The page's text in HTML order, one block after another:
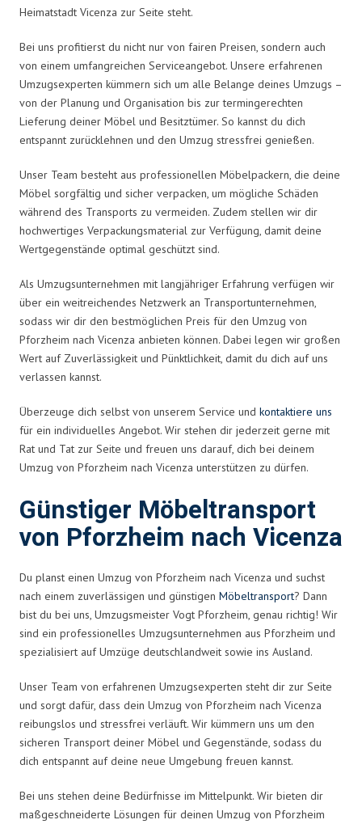
Heimatstadt Vicenza zur Seite steht.
Bei uns profitierst du nicht nur von fairen Preisen, sondern auch
von einem umfangreichen Serviceangebot. Unsere erfahrenen
Umzugsexperten kümmern sich um alle Belange deines Umzugs –
von der Planung und Organisation bis zur termingerechten
Lieferung deiner Möbel und Besitztümer. So kannst du dich
entspannt zurücklehnen und den Umzug stressfrei genießen.
Unser Team besteht aus professionellen Möbelpackern, die deine
Möbel sorgfältig und sicher verpacken, um mögliche Schäden
während des Transports zu vermeiden. Zudem stellen wir dir
hochwertiges Verpackungsmaterial zur Verfügung, damit deine
Wertgegenstände optimal geschützt sind.
Als Umzugsunternehmen mit langjähriger Erfahrung verfügen wir
über ein weitreichendes Netzwerk an Transportunternehmen,
sodass wir dir den bestmöglichen Preis für den Umzug von
Pforzheim nach Vicenza anbieten können. Dabei legen wir großen
Wert auf Zuverlässigkeit und Pünktlichkeit, damit du dich auf uns
verlassen kannst.
Überzeuge dich selbst von unserem Service und kontaktiere uns
für ein individuelles Angebot. Wir stehen dir jederzeit gerne mit
Rat und Tat zur Seite und freuen uns darauf, dich bei deinem
Umzug von Pforzheim nach Vicenza unterstützen zu dürfen.
Günstiger Möbeltransport
von Pforzheim nach Vicenza
Du planst einen Umzug von Pforzheim nach Vicenza und suchst
nach einem zuverlässigen und günstigen Möbeltransport? Dann
bist du bei uns, Umzugsmeister Vogt Pforzheim, genau richtig! Wir
sind ein professionelles Umzugsunternehmen aus Pforzheim und
spezialisiert auf Umzüge deutschlandweit sowie ins Ausland.
Unser Team von erfahrenen Umzugsexperten steht dir zur Seite
und sorgt dafür, dass dein Umzug von Pforzheim nach Vicenza
reibungslos und stressfrei verläuft. Wir kümmern uns um den
sicheren Transport deiner Möbel und Gegenstände, sodass du
dich entspannt auf deine neue Umgebung freuen kannst.
Bei uns stehen deine Bedürfnisse im Mittelpunkt. Wir bieten dir
maßgeschneiderte Lösungen für deinen Umzug von Pforzheim